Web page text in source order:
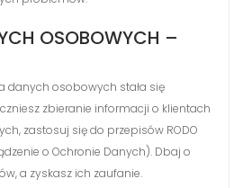
OSOBOWYCH –
danych osobowych stała się
zbieranie informacji o klientach
zastosuj się do przepisów RODO
o Ochronie Danych). Dbaj o
a zyskasz ich zaufanie.